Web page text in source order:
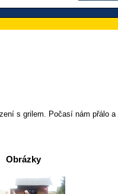
s grilem. Počasí nám přálo
Obrázky